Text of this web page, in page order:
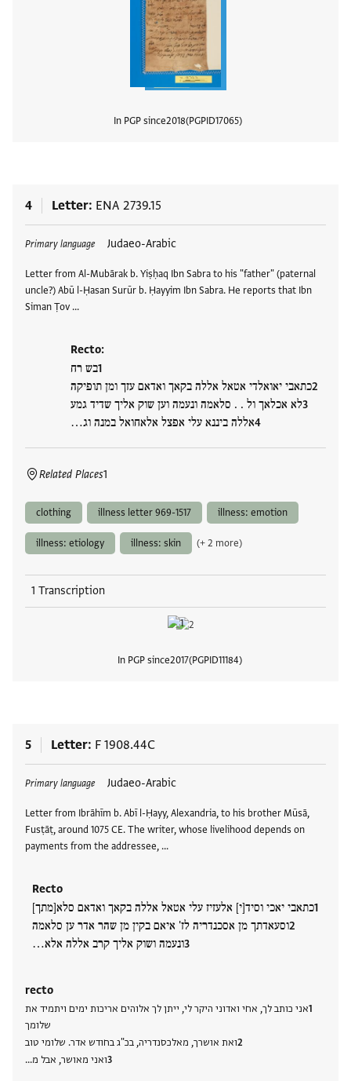
In PGP since2018 PGPID17065
4 Letter ENA 2739.15
Primary language Judaeo-Arabic
Letter from Al-Mubārak b. Yiṣḥaq Ibn Sabra to his "father" (paternal
uncle?) Abū l-Ḥasan Surūr b. Ḥayyim Ibn Sabra. He reports that Ibn
Siman Ṭov …
Recto:
בש רח
כתאבי יאואלדי אטאל אללה בקאך ואדאם עזך ומן תופיקה
לא אכלאך ול . . סלאמה ונעמה וען שוק אליך שדיד גמע
אללה ביננא עלי אפצל אלאחואל במנה וג…
Related Places1
Tags
clothing illness letter 969-1517 illness: emotion
illness: etiology illness: skin (+ 2 more)
1 Transcription
In PGP since2017 PGPID11184
5 Letter F 1908.44C
Primary language Judaeo-Arabic
Letter from Ibrāhīm b. Abī l-Ḥayy, Alexandria, to his brother Mūsā,
Fusṭāṭ, around 1075 CE. The writer, whose livelihood depends on
payments from the addressee, …
Recto
כתאבי יאכי וסיד[י] אלעזיז עלי אטאל אללה בקאך ואדאם סלא[מתך]
וסעאדתך מן אסכנדריה לז' איאם בקין מן שהר אדר ען סלאמה
ונעמה ושוק אליך קרב אללה אלא…
recto
אני כותב לך, אחי ואדוני היקר לי, ייתן לך אלוהים אריכות ימים ויתמיד את
שלומך
ואת אושרך, מאלכסנדריה, בכ"ג בחודש אדר. שלומי טוב
ואני מאושר, אבל מ…
Tags